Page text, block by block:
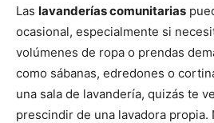
Las lavanderías comunitarias
ocasional, especialmente si
volúmenes de ropa o prendas
como sábanas, edredones o
una sala de lavandería, quizás te
prescindir de una lavadora propia.